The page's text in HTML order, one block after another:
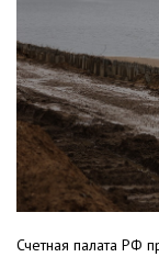
Счетная палата РФ